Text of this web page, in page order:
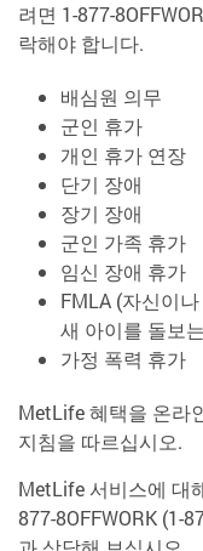
려면 1-877-
락해야 합니다.
배심원 의무
군인 휴가
개인 휴가 연장
단기 장애
장기 장애
군인 가족 휴가
임신 장애 휴가
FMLA (자신이
새 아이를 돌보
가정 폭력 휴가
MetLife 혜택을 온라
지침을 따르십시오.
MetLife 서비스에 대
877-8OFFWORK (1-